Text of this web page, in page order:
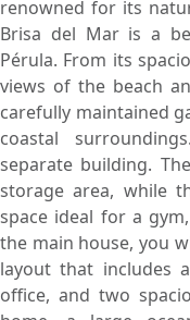
renowned for its
Brisa del Mar is a
Pérula. From its
views of the beach
carefully maintained
coastal
separate building.
storage area, while
space ideal for a
the main house, you
layout that includes
office, and two